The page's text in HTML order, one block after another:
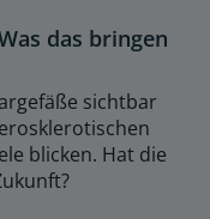
das bringen
sichtbar
blicken. Hat die